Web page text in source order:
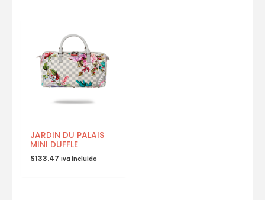
JARDIN DU PALAIS
MINI DUFFLE
$133.47 Iva incluido